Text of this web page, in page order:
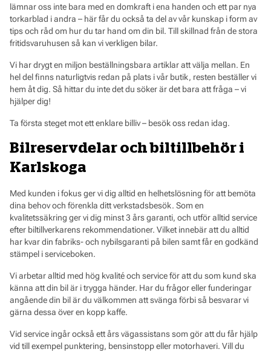
lämnar oss inte bara med en domkraft i ena handen och ett par nya
torkarblad i andra – här får du också ta del av vår kunskap i form av
tips och råd om hur du tar hand om din bil. Till skillnad från de stora
fritidsvaruhusen så kan vi verkligen bilar.
Vi har drygt en miljon beställningsbara artiklar att välja mellan. En
hel del finns naturligtvis redan på plats i vår butik, resten beställer vi
hem åt dig. Så hittar du inte det du söker är det bara att fråga – vi
hjälper dig!
Ta första steget mot ett enklare billiv – besök oss redan idag.
Bilreservdelar och biltillbehör i
Karlskoga
Med kunden i fokus ger vi dig alltid en helhetslösning för att bemöta
dina behov och förenkla ditt verkstadsbesök. Som en
kvalitetssäkring ger vi dig minst 3 års garanti, och utför alltid service
efter biltillverkarens rekommendationer. Vilket innebär att du alltid
har kvar din fabriks- och nybilsgaranti på bilen samt får en godkänd
stämpel i serviceboken.
Vi arbetar alltid med hög kvalité och service för att du som kund ska
känna att din bil är i trygga händer. Har du frågor eller funderingar
angående din bil är du välkommen att svänga förbi så besvarar vi
gärna dessa över en kopp kaffe.
Vid service ingår också ett års vägassistans som gör att du får hjälp
vid till exempel punktering, bensinstopp eller motorhaveri. Vill du